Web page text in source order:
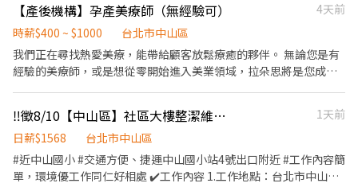
管理：依檯帳圖進行補貨上架、排面整理維護，確保標價清晰。 3.
檔期佈置執行：配合通路檔期，協助小型 POP 告示牌、各式陳列架
組裝、試用品更換等。 4.進度拍照回報：完成工作後拍照記錄，透
過專屬的app系統回報即完工。 🛵 應徵必備條件 1.需自備機車、具
備機車駕照（適合喜歡自由轉點、不喜歡坐辦公室的你！）。 2.工
作需要與門市人員進行簡單互動，需具備親和力與責任感。 3.歡迎
斜槓族、二度就業或主婦加入！ ⚠️ 外勤工作環境老實說 本工作為
「門市巡迴性質」，一天需騎車拜訪數家門市。但整體待在門市裡
的時間較多。 📍 關於派區調度（請詳閱） 錄取後會盡量以您居住地
為中心，優先就近指派有職缺的區域。所負責的區域確認後即不再
變動，路線固定，安心有保障！
位加入團隊 能支援各工地及一週配合多日的優先錄取！ 應徵工作~
請先在小雞上工留言~勿直接撥打電話~! 另外，我們是政府合法立案
公司，且經過小雞上工認證，怕詐騙不要來！ 麻煩~晚上19:00到早
上9:00分為休息時間~可於小雞上工留言~請勿撥打電話
【產後機構】孕產美療師（無經驗可）
4天前
時薪$400 ~ $1000
台北市中山區
我們正在尋找熱愛美療，能帶給顧客放鬆療癒的夥伴。 無論您是有
經驗的美療師，或是想從零開始進入美業領域，拉朵思將是您成長
◆ 銷售與推廣相關美療養護課程與產品 ◆ 維持良好的顧客關係，提
供細緻與貼心的服務體驗 ◆ 完成主管交辦之其他事項 【我們期待的
你】 ◇ 對此領域充滿熱忱 ◇ 細心、有責任感，重視服務品質與顧
客體驗 ◇ 樂於學習新技術，願意接受公司提供的專業訓練 ◇ 具良
‼️徵8/10【中山區】社區大樓整潔維護代班小幫手
1天前
日薪$1568
台北市中山區
#近中山國小 #交通方便、捷運中山國小站4號出口附近 #工作內容簡
單，環境優工作同仁好相處 ✔️工作內容 1.工作地點：台北市中山區